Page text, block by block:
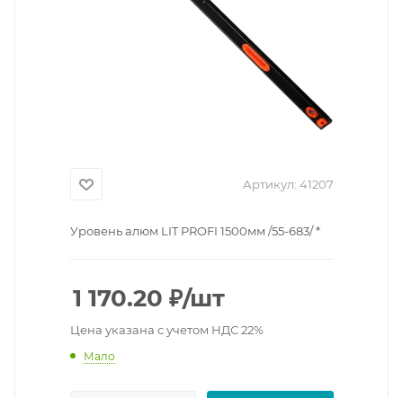
Артикул: 41207
Уровень алюм LIT PROFI 1500мм /55-683/ *
1 170.20 ₽/шт
Цена указана с учетом НДС 22%
Мало